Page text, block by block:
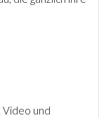
Video und